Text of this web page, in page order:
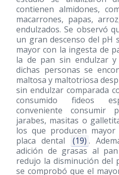
contienen almidones,
macarrones, papas,
endulzados. Se observó
un gran descenso del pH
mayor con la ingesta de
la de pan sin endulzar
dichas personas se
maltosa y maltotriosa
sin endulzar comparada
consumido fideos
conveniente consumir
jarabes, masitas o
los que producen
placa dental
(19) .
adición de grasas al
redujo la disminución del
se comprobó que el